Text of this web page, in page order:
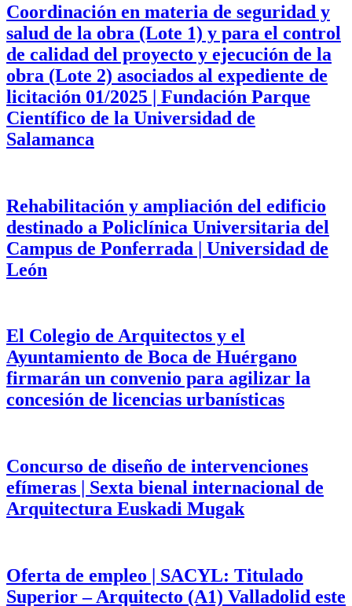
Coordinación en materia de seguridad y
salud de la obra (Lote 1) y para el control
de calidad del proyecto y ejecución de la
obra (Lote 2) asociados al expediente de
licitación 01/2025 | Fundación Parque
Científico de la Universidad de
Salamanca
Rehabilitación y ampliación del edificio
destinado a Policlínica Universitaria del
Campus de Ponferrada | Universidad de
León
El Colegio de Arquitectos y el
Ayuntamiento de Boca de Huérgano
firmarán un convenio para agilizar la
concesión de licencias urbanísticas
Concurso de diseño de intervenciones
efímeras | Sexta bienal internacional de
Arquitectura Euskadi Mugak
Oferta de empleo | SACYL: Titulado
Superior – Arquitecto (A1) Valladolid este